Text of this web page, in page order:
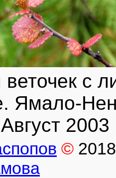
с
Ямало-
2003
© 2018